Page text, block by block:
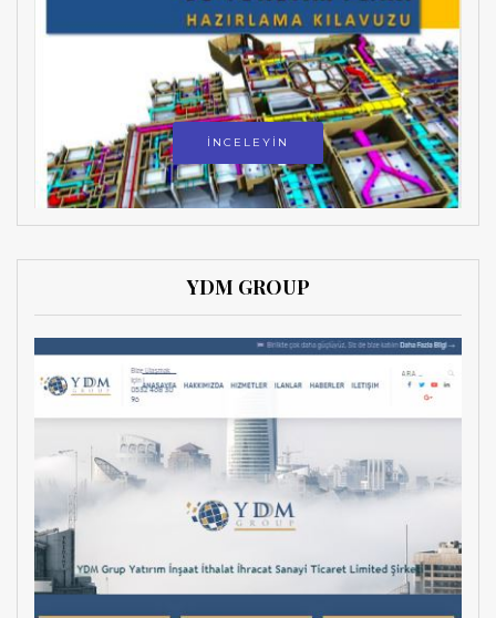
İNCELEYİN
YDM GROUP